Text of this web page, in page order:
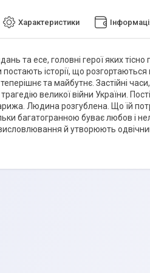
Характеристики
та есе, головні герої яких
історії, що
теперішнє та майбутнє. Застійні
великої війни України.
Людина розгублена. Що їй
багатогранною буває любов і
й утворюють